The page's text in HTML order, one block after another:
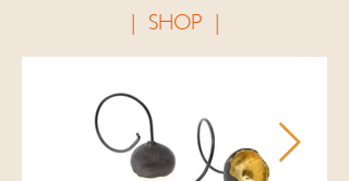
| SHOP |